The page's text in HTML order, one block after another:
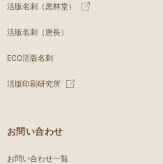
活版名刺（黒林堂）
活版名刺（唐長）
ECO活版名刺
活版印刷研究所
お問い合わせ
お問い合わせ一覧